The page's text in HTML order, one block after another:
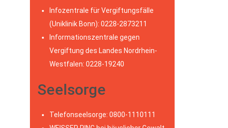
Infozentrale für Vergiftungsfälle
(Uniklinik Bonn): 0228-2873211
Informationszentrale gegen
Vergiftung des Landes Nordrhein-
Westfalen: 0228-19240
Seelsorge
Telefonseelsorge: 0800-1110111